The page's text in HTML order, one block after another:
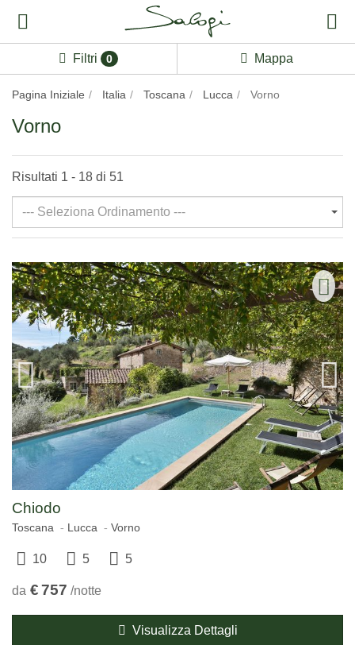
Filtri 0 Mappa
Pagina Iniziale Italia Toscana Lucca Vorno
Vorno
Risultati 1 - 18 di 51
--- Seleziona Ordinamento ---
Chiodo
Toscana Lucca Vorno
10 5 5
da €757 /notte
Visualizza Dettagli